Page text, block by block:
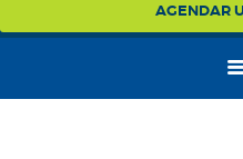
AGENDAR